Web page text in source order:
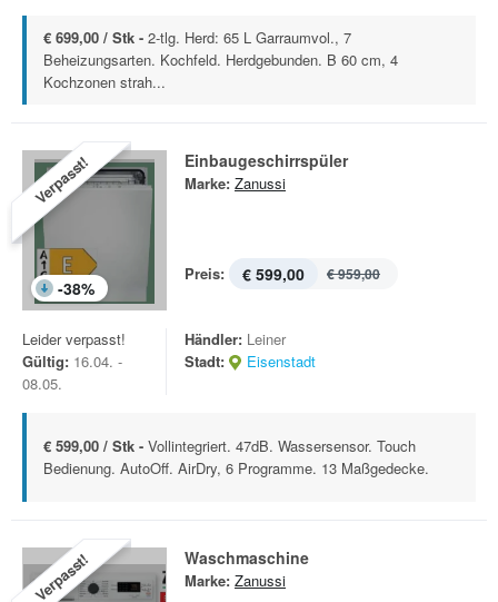
€ 699,00 / Stk - 2-tlg. Herd: 65 L Garraumvol., 7
Beheizungsarten. Kochfeld. Herdgebunden. B 60 cm, 4
Kochzonen strah...
Verpasst!
-38%
Einbaugeschirrspüler
Marke: Zanussi
Preis: € 599,00 € 959,00
Leider verpasst!
Gültig: 16.04. -
08.05.
Händler: Leiner
Stadt:
Eisenstadt
€ 599,00 / Stk - Vollintegriert. 47dB. Wassersensor. Touch
Bedienung. AutoOff. AirDry, 6 Programme. 13 Maßgedecke.
Verpasst! Waschmaschine
Marke: Zanussi